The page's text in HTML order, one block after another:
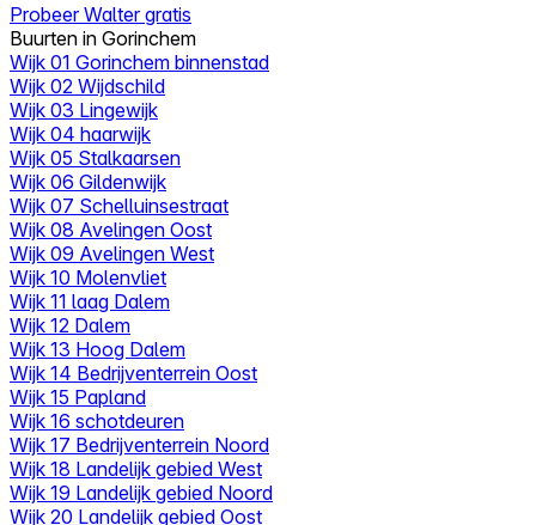
Probeer Walter gratis
Buurten in Gorinchem
Wijk 01 Gorinchem binnenstad
Wijk 02 Wijdschild
Wijk 03 Lingewijk
Wijk 04 haarwijk
Wijk 05 Stalkaarsen
Wijk 06 Gildenwijk
Wijk 07 Schelluinsestraat
Wijk 08 Avelingen Oost
Wijk 09 Avelingen West
Wijk 10 Molenvliet
Wijk 11 laag Dalem
Wijk 12 Dalem
Wijk 13 Hoog Dalem
Wijk 14 Bedrijventerrein Oost
Wijk 15 Papland
Wijk 16 schotdeuren
Wijk 17 Bedrijventerrein Noord
Wijk 18 Landelijk gebied West
Wijk 19 Landelijk gebied Noord
Wijk 20 Landelijk gebied Oost